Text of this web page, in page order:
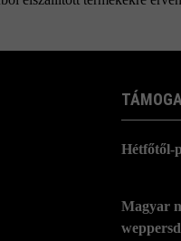
Hétfőtől-
Magyar